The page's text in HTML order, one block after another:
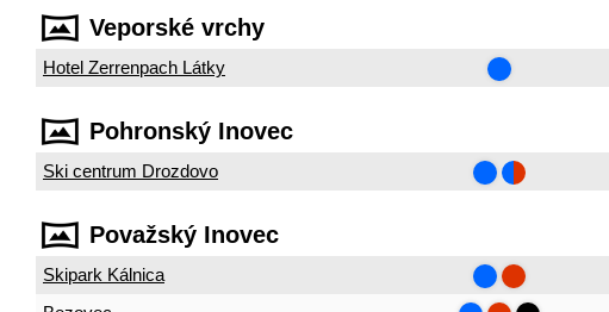
Veporské vrchy
Hotel Zerrenpach Látky
Pohronský Inovec
Ski centrum Drozdovo
Považský Inovec
Skipark Kálnica